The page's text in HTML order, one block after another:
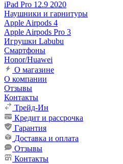
iPad Pro 12.9 2020
Наушники и гарнитуры
Apple Airpods 4
Apple Airpods Pro 3
Игрушки Labubu
Смартфоны
Honor/Huawei
О магазине
О компании
Отзывы
Контакты
Трейд-Ин
Кредит и рассрочка
Гарантия
Доставка и оплата
Отзывы
Контакты